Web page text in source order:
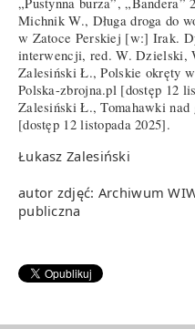
„Pustynna burza”, „Bandera”
Michnik W., Długa droga do
w Zatoce Perskiej [w:] Irak.
interwencji, red. W. Dzielski,
Zalesiński Ł., Polskie okręty
Polska-zbrojna.pl [dostęp 12
Zalesiński Ł., Tomahawki nad
[dostęp 12 listopada 2025].
Łukasz Zalesiński
autor zdjęć: Archiwum
publiczna